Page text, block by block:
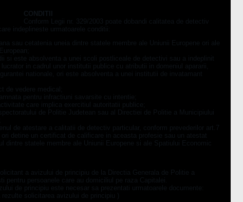
CONDITII
Conform Legii nr. 329/2003 poate dobandi calitatea de detectiv
indeplineste urmatoarele conditii:
sau cetatenia uneia dintre statele membre ale Uniunii Europene ori ale
si este absolventa a unei scoli postliceale de detectivi sau a indeplinit
in cadrul unor institutii publice cu atributii in domeniul apararii,
nationale, ori este absolventa a unei institutii de invatamant
de vedere medical;
pentru infractiuni savarsite cu intentie;
care implica exercitiul autoritatii publice;
de Politie Judetean sau al Directiei de Politie a Municipiului
de atestare a calitatii de detectiv particular, conform prevederilor art.7
ori detine un certificat de calificare in aceasta profesie sau un atestat
dintre statele membre ale Uniunii Europene si ale Spatiului Economic
a avizului de principiu de la Directia Generala de Politie a
pentru persoanele care au domiciliul pe raza Capitalei.
de principiu este necesar sa prezentati urmatoarele documente:
rezulte solicitarea avizului de principiu )